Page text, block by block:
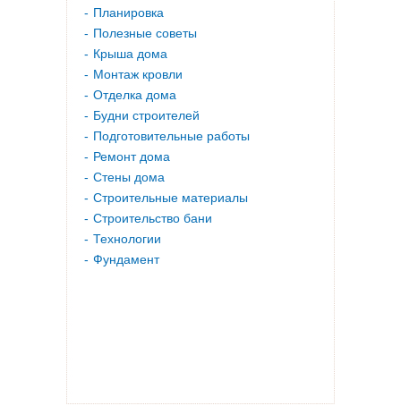
Планировка
Полезные советы
Крыша дома
Монтаж кровли
Отделка дома
Будни строителей
Подготовительные работы
Ремонт дома
Стены дома
Строительные материалы
Строительство бани
Технологии
Фундамент